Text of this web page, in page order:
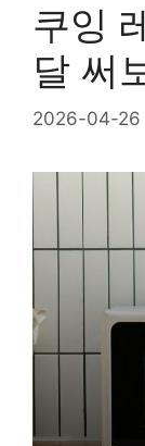
쿠잉
달 써
2026-04-26